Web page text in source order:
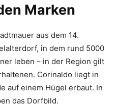
Marken
aus dem 14.
in dem rund 5000
leben – in der Region gilt
Corinaldo liegt in
auf einem Hügel erbaut. In
das Dorfbild.